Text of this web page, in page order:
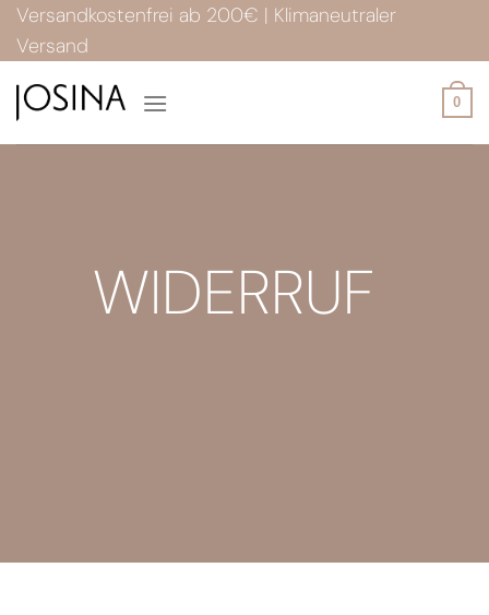
Zum
Inhalt
springen
Versandkostenfrei ab 200€ | Klimaneutraler
Versand
0
WIDERRUF